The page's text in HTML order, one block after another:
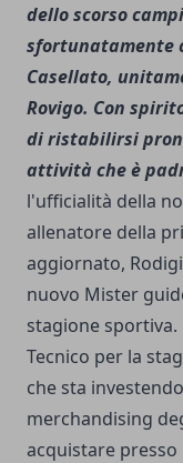
dello scorso
sfortunatamente
Casellato,
Rovigo. Con
di ristabilirsi
attività che è
l'ufficialità della
allenatore della
aggiornato,
nuovo Mister
stagione
Tecnico per la
che sta
merchandising
acquistare